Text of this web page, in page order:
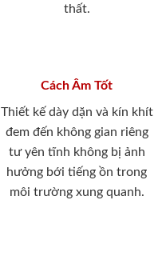
thất.
Cách Âm Tốt
Thiết kế dày dặn và kín khít
đem đến không gian riêng
tư yên tĩnh không bị ảnh
hưởng bới tiếng ồn trong
môi trường xung quanh.